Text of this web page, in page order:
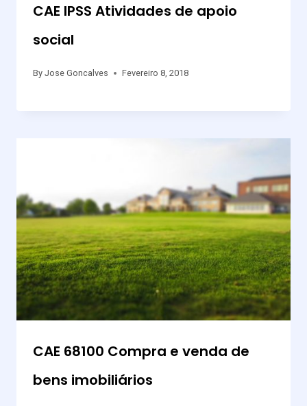
CAE IPSS Atividades de apoio
social
By Jose Goncalves Fevereiro 8, 2018
CAE 68100 Compra e venda de
bens imobiliários